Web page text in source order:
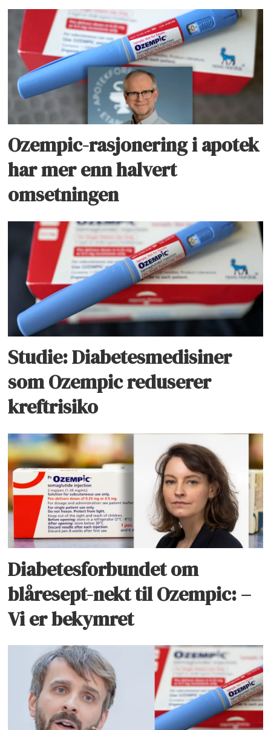
Ozempic-rasjonering i apotek
har mer enn halvert
omsetningen
Studie: Diabetesmedisiner
som Ozempic reduserer
kreftrisiko
Diabetesforbundet om
blåresept-nekt til Ozempic: –
Vi er bekymret